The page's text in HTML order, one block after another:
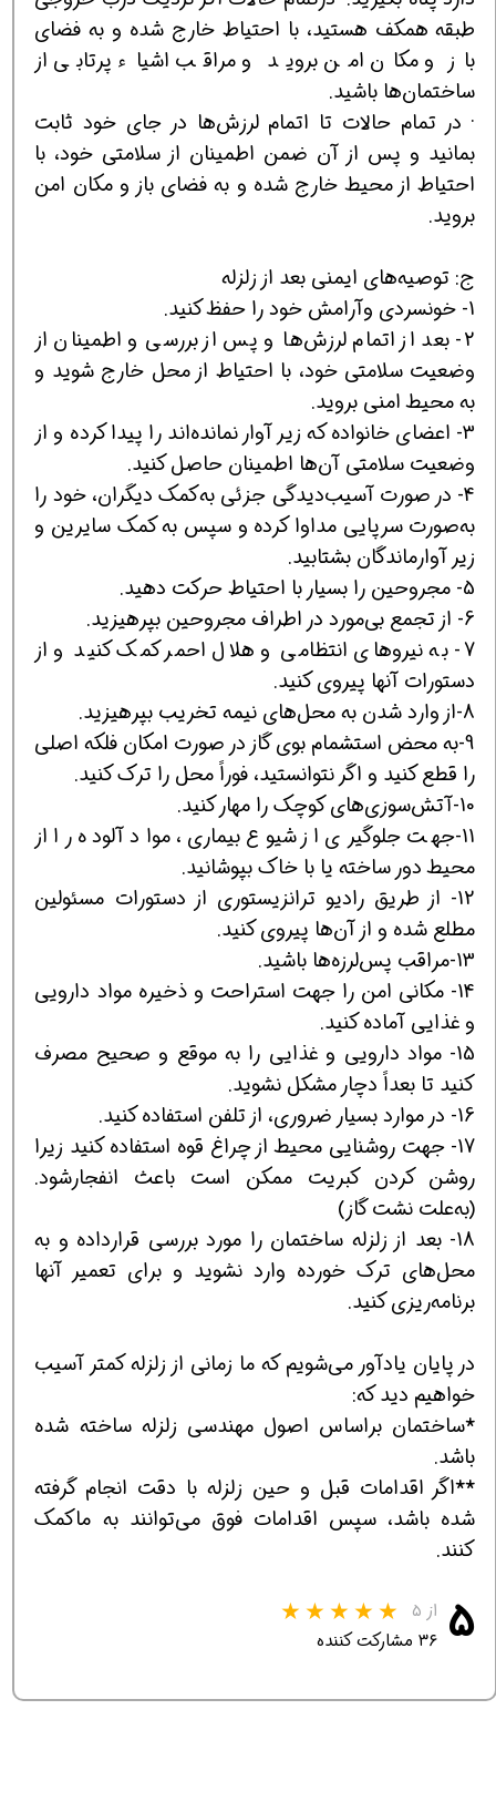
طبقه همکف هستيد، با احتياط خارج شده و به فضای
باز و مکان امن برويد و مراقب اشياء پرتابی از
ساختمان‌ها باشيد.
· در تمام حالات تا اتمام لرزش‌ها در جای خود ثابت
بمانيد و پس از آن ضمن اطمينان از سلامتی خود، با
احتياط از محيط خارج شده و به فضای باز و مکان امن
برويد.
ج: توصيه‌های ايمنی بعد از زلزله
1- خونسردی وآرامش خود را حفظ کنيد.
2- بعد از اتمام لرزش‌ها و پس از بررسی و اطمينان از
وضعيت سلامتی خود، با احتياط از محل خارج شويد و
به محيط امنی برويد.
3- اعضای خانواده که زير آوار نمانده‌اند را پيدا کرده و از
وضعيت سلامتی آن‌ها اطمينان حاصل کنيد.
4- در صورت آسيب‌ديدگی جزئی به‌کمک ديگران، خود را
به‌صورت سرپايی مداوا کرده و سپس به کمک سايرين و
زير آوارماندگان بشتابيد.
5- مجروحين را بسيار با احتياط حرکت دهيد.
6- از تجمع بی‌مورد در اطراف مجروحين بپرهيزيد.
7- به نيروهای انتظامی و هلال احمر کمک کنيد و از
دستورات آنها پيروی کنيد.
8-از وارد شدن به محل‌های نيمه تخريب بپرهيزيد.
9-به محض استشمام بوی گاز در صورت امکان فلکه اصلی
را قطع کنيد و اگر نتوانستيد، فوراً محل را ترک کنيد.
10-آتش‌سوزی‌های کوچک را مهار کنيد.
11-جهت جلوگيری از شيوع بيماری‌، مواد آلوده را از
محيط دور ساخته يا با خاک بپوشانيد.
12- از طريق راديو ترانزيستوری از دستورات مسئولين
مطلع شده و از آن‌ها پيروی کنيد.
13-مراقب پس‌لرزه‌ها باشيد.
14- مکانی امن را جهت استراحت و ذخيره مواد دارويی
و غذايی آماده کنيد.
15- مواد دارويی و غذايی را به موقع و صحيح مصرف
کنيد تا بعداً دچار مشکل نشويد.
16- در موارد بسيار ضروری، از تلفن استفاده کنيد.
17- جهت روشنايی محيط از چراغ قوه استفاده کنيد زيرا
روشن کردن کبريت ممکن است باعث انفجارشود.
(به‌علت نشت گاز)
18- بعد از زلزله ساختمان را مورد بررسی قرارداده و به
محل‌های ترک خورده وارد نشويد و برای تعمير آنها
برنامه‌ريزی کنيد.
در پايان يادآور می‌شويم که ما زمانی از زلزله کمتر آسيب
خواهيم ديد که:
٭ساختمان براساس اصول مهندسی زلزله ساخته شده
باشد.
٭٭اگر اقدامات قبل و حين زلزله با دقت انجام گرفته
شده باشد، سپس اقدامات فوق می‌توانند به ماکمک
کنند.
۵ از ۵
۳۶ مشارکت کننده